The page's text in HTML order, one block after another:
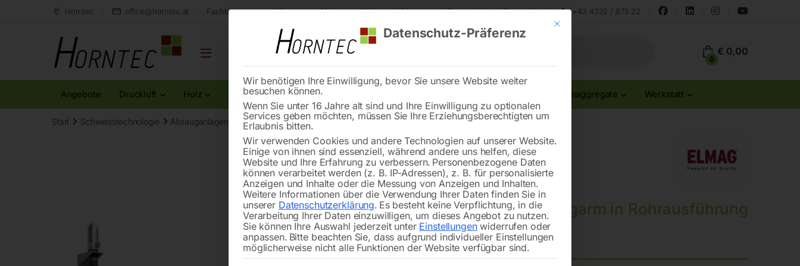
Horntec office@horntec.at Fachberatung aus Kärnten Markenqualität Lieferung nach Österreich und Deutschland +43 4232 / 875 22
0
€ 0,00
Angebote Druckluft Holz Metall Reinigung Stromaggregate Werkstatt
Start Schweisstechnologie Absauganlagen Absaugarm in Rohrausführung
🔍
Absaugarm in Rohrausführung
Verfügbarkeit:Nicht vorrätig
Mit diesem Button wird der Dialog geschlossen. Seine Funktionalität ist
Datenschutz-Präferenz
Wir benötigen Ihre Einwilligung, bevor Sie unsere Website weiter
besuchen können.
Wenn Sie unter 16 Jahre alt sind und Ihre Einwilligung zu optionalen
Services geben möchten, müssen Sie Ihre Erziehungsberechtigten um
Erlaubnis bitten.
Wir verwenden Cookies und andere Technologien auf unserer Website.
Einige von ihnen sind essenziell, während andere uns helfen, diese
Website und Ihre Erfahrung zu verbessern. Personenbezogene Daten
können verarbeitet werden (z. B. IP-Adressen), z. B. für personalisierte
Anzeigen und Inhalte oder die Messung von Anzeigen und Inhalten.
Weitere Informationen über die Verwendung Ihrer Daten finden Sie in
unserer Datenschutzerklärung. Es besteht keine Verpflichtung, in die
Verarbeitung Ihrer Daten einzuwilligen, um dieses Angebot zu nutzen.
Sie können Ihre Auswahl jederzeit unter Einstellungenwiderrufen oder
anpassen. Bitte beachten Sie, dass aufgrund individueller Einstellungen
möglicherweise nicht alle Funktionen der Website verfügbar sind.